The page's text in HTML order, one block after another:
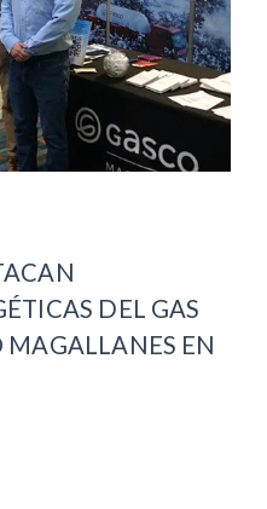
DEL GAS
MAGALLANES EN